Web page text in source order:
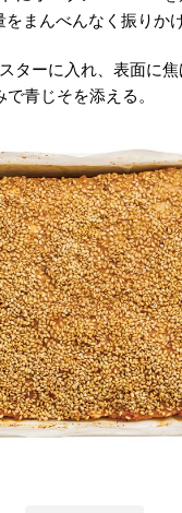
まんべんなく振りかけ
ターに入れ、表面に
青じそを添える。